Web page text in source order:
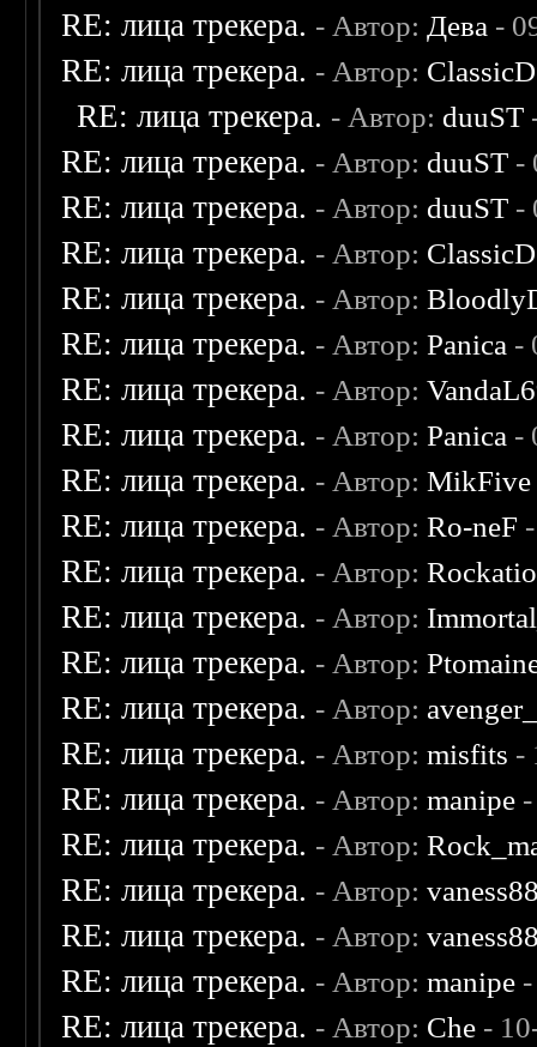
RE: лица трекера. - Автор: Дева -
RE: лица трекера. - Автор:
RE: лица трекера. - Автор: duuST
RE: лица трекера. - Автор: duuST -
RE: лица трекера. - Автор: duuST -
RE: лица трекера. - Автор:
RE: лица трекера. - Автор:
RE: лица трекера. - Автор:Panica -
RE: лица трекера. - Автор:
RE: лица трекера. - Автор:Panica -
RE: лица трекера. - Автор:MikFive
RE: лица трекера. - Автор:Ro-neF
RE: лица трекера. - Автор:
RE: лица трекера. - Автор:
RE: лица трекера. - Автор:
RE: лица трекера. - Автор:
RE: лица трекера. - Автор:misfits -
RE: лица трекера. - Автор:manipe
RE: лица трекера. - Автор:
RE: лица трекера. - Автор:
RE: лица трекера. - Автор:
RE: лица трекера. - Автор:manipe
RE: лица трекера. - Автор: Che -